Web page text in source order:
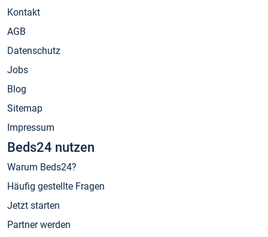
Kontakt
AGB
Datenschutz
Jobs
Blog
Sitemap
Impressum
Beds24 nutzen
Warum Beds24?
Häufig gestellte Fragen
Jetzt starten
Partner werden